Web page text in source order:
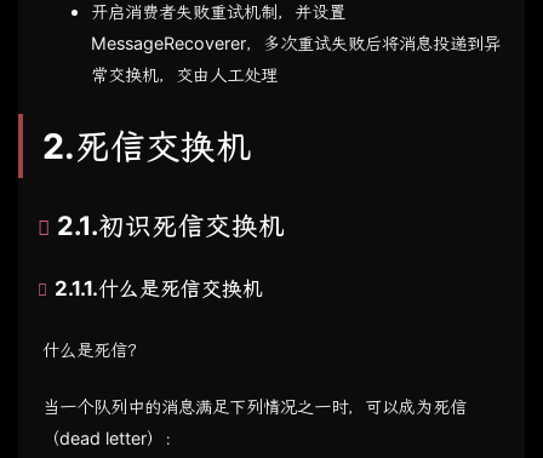
开启消费者失败重试机制，并设置
MessageRecoverer，多次重试失败后将消息投递到异
常交换机，交由人工处理
2.死信交换机
2.1.初识死信交换机
2.1.1.什么是死信交换机
什么是死信？
当一个队列中的消息满足下列情况之一时，可以成为死信
（dead letter）：